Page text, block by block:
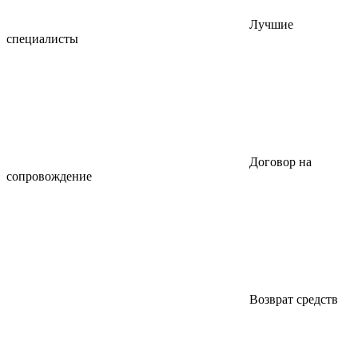
Лучшие
специалисты
Договор на
сопровождение
Возврат средств